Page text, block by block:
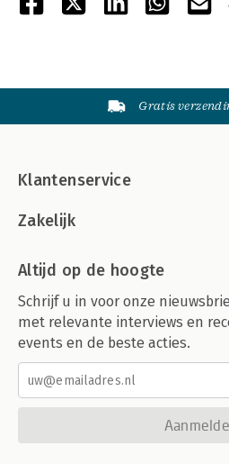
Gratis
Klantenservice
Zakelijk
Altijd op de hoogte
Schrijf u in voor onze
met relevante interviews en
events en de beste acties.